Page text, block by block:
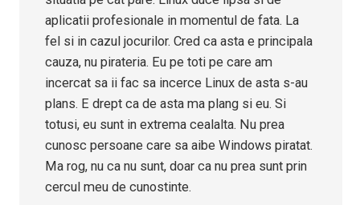
aplicatii profesionale in momentul de fata. La
fel si in cazul jocurilor. Cred ca asta e principala
cauza, nu pirateria. Eu pe toti pe care am
incercat sa ii fac sa incerce Linux de asta s-au
plans. E drept ca de asta ma plang si eu. Si
totusi, eu sunt in extrema cealalta. Nu prea
cunosc persoane care sa aibe Windows piratat.
Ma rog, nu ca nu sunt, doar ca nu prea sunt prin
cercul meu de cunostinte.